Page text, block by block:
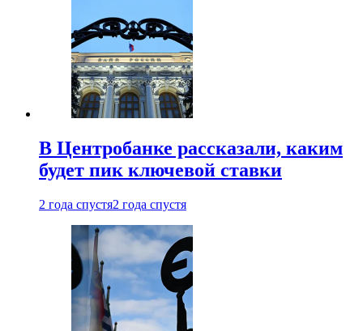
В Центробанке рассказали, каким
будет пик ключевой ставки
2 года спустя2 года спустя